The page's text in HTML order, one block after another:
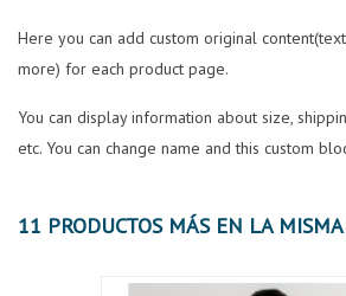
Here you can add custom original
more) for each product page.
You can display information about size,
etc. You can change name and this custom